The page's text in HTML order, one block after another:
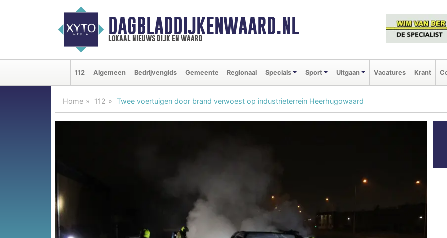
DAGBLADDIJKENWAARD.NL
lokaal nieuws dijk en waard
112 Algemeen Bedrijvengids Gemeente Regionaal Specials Sport Uitgaan Vacatures Krant
Home 112 Twee voertuigen door brand verwoest op industrieterrein Heerhugowaard